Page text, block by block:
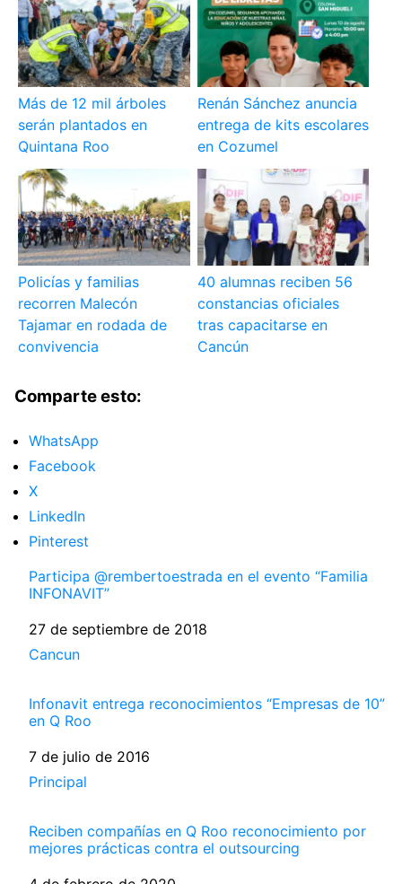
Más de 12 mil árboles
serán plantados en
Quintana Roo
Renán Sánchez anuncia
entrega de kits escolares
en Cozumel
Policías y familias
recorren Malecón
Tajamar en rodada de
convivencia
40 alumnas reciben 56
constancias oficiales
tras capacitarse en
Cancún
Comparte esto:
WhatsApp
Facebook
X
LinkedIn
Pinterest
Participa @rembertoestrada en el evento “Familia
INFONAVIT”
Fecha
27 de septiembre de 2018
Respecto a
Cancun
Infonavit entrega reconocimientos “Empresas de 10”
en Q Roo
Fecha
7 de julio de 2016
Respecto a
Principal
Reciben compañías en Q Roo reconocimiento por
mejores prácticas contra el outsourcing